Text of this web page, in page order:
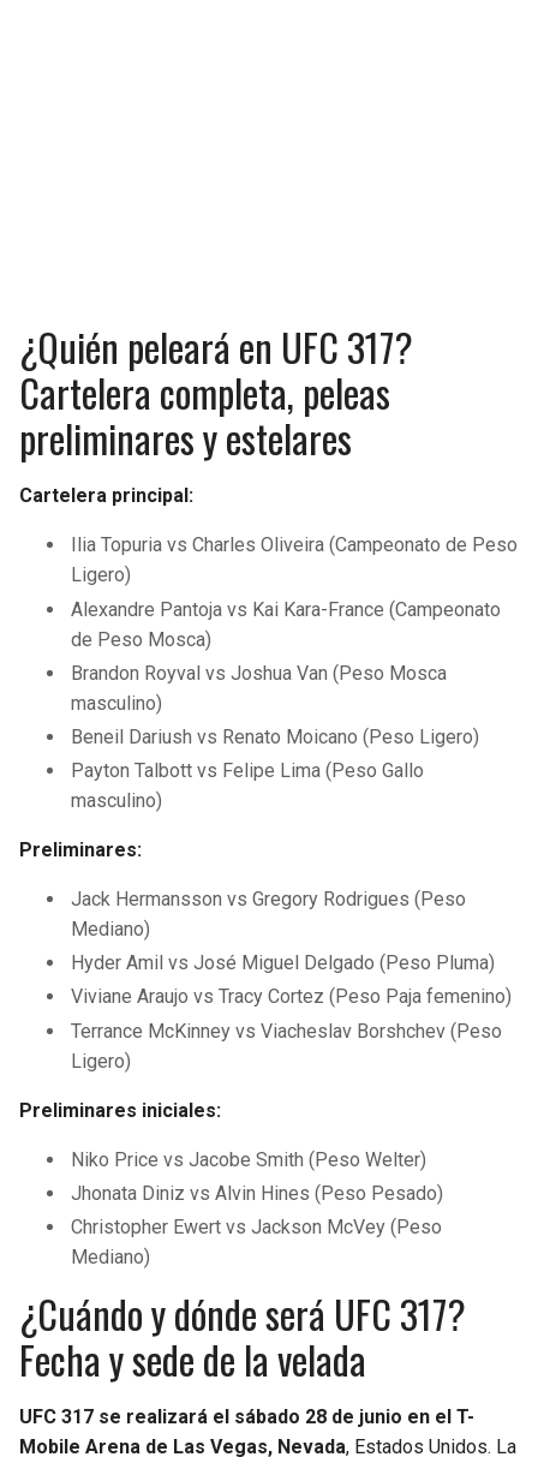
BUCCANEERS
¿Quién peleará en UFC 317?
Cartelera completa, peleas
preliminares y estelares
Cartelera principal:
Ilia Topuria vs Charles Oliveira (Campeonato de Peso
Ligero)
Alexandre Pantoja vs Kai Kara-France (Campeonato
de Peso Mosca)
Brandon Royval vs Joshua Van (Peso Mosca
masculino)
Beneil Dariush vs Renato Moicano (Peso Ligero)
Payton Talbott vs Felipe Lima (Peso Gallo
masculino)
Preliminares:
Jack Hermansson vs Gregory Rodrigues (Peso
Mediano)
Hyder Amil vs José Miguel Delgado (Peso Pluma)
Viviane Araujo vs Tracy Cortez (Peso Paja femenino)
Terrance McKinney vs Viacheslav Borshchev (Peso
Ligero)
Preliminares iniciales:
Niko Price vs Jacobe Smith (Peso Welter)
Jhonata Diniz vs Alvin Hines (Peso Pesado)
Christopher Ewert vs Jackson McVey (Peso
Mediano)
¿Cuándo y dónde será UFC 317?
Fecha y sede de la velada
UFC 317 se realizará el sábado 28 de junio en el T-
Mobile Arena de Las Vegas, Nevada, Estados Unidos. La